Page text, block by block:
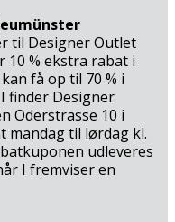
til Designer Outlet
10 % ekstra rabat i
få op til 70 % i
I finder Designer
Oderstrasse 10 i
mandag til lørdag kl.
udleveres
I fremviser en